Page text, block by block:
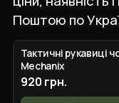
Поштою по
Тактичні рукавиці
Mechanix
920 грн.